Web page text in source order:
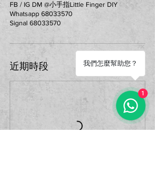
FB / IG DM @小手指Little Finger DIY
Whatsapp 68033570
Signal 68033570
近期時段 我們怎麼幫助您？
1